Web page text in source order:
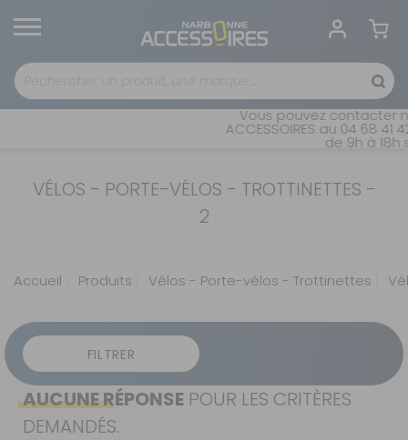
Vous pouvez contacter
ACCESSOIRES au 04 68
de 9h à 18h
VÉLOS - PORTE-VÉLOS - TROTTINETTES -
2
Accueil Produits Vélos - Porte-vélos - Trottinettes
FILTRER
AUCUNE RÉPONSE POUR LES CRITÈRES
DEMANDÉS.